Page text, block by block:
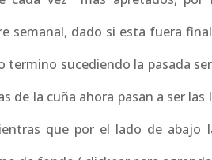
semanal, dado si esta fuera
termino sucediendo la pasada
de la cuña ahora pasan a ser las
que por el lado de abajo